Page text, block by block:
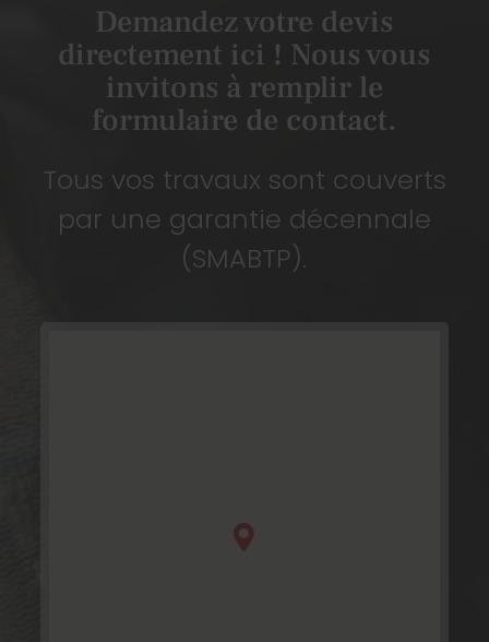
Demandez votre devis
directement ici ! Nous vous
invitons à remplir le
formulaire de contact.
Tous vos travaux sont couverts
par une garantie décennale
(SMABTP).